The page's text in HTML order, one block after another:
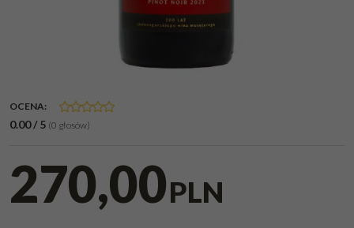
OCENA:
0.00/5 (0 głosów)
270,00PLN